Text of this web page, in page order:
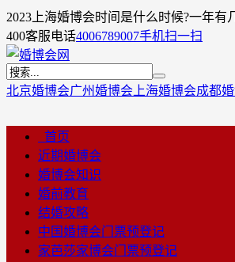
2023上海婚博会时间是什么时候?一年有
400客服电话4006789007手机扫一扫
北京婚博会广州婚博会 上海婚博会成都
首页
近期婚博会
婚博会知识
婚前教育
结婚攻略
中国婚博会门票预登记
家芭莎家博会门票预登记